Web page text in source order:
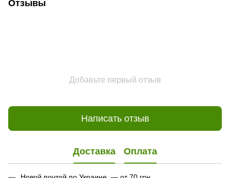
Отзывы
Добавьте первый отзыв
Написать отзыв
Доставка Оплата